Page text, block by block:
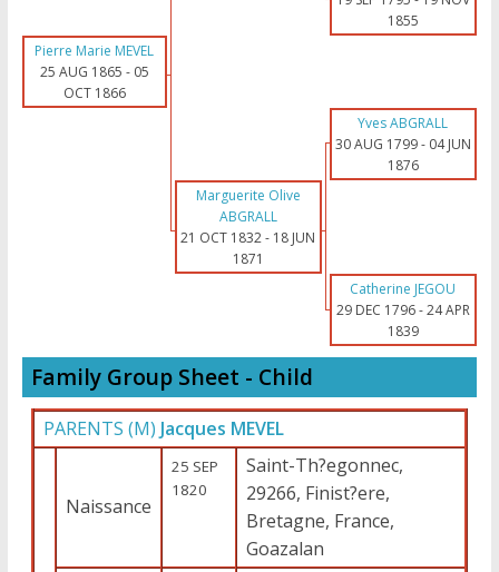
1855
Pierre Marie MEVEL
25 AUG 1865 - 05
OCT 1866
Yves ABGRALL
30 AUG 1799- 04 JUN
1876
Marguerite Olive
ABGRALL
21 OCT 1832- 18 JUN
1871
Catherine JEGOU
29 DEC 1796-24 APR
1839
Family Group Sheet - Child
PARENTS (M) Jacques MEVEL
Naissance
25 SEP
1820
Saint-Th?egonnec,
29266, Finist?ere,
Bretagne, France,
Goazalan